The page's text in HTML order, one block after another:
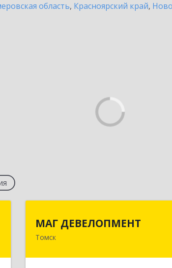
область, Красноярский край,
МАГ ДЕВЕЛОПМЕНТ
Томск634057, Томская обл, Томск г,